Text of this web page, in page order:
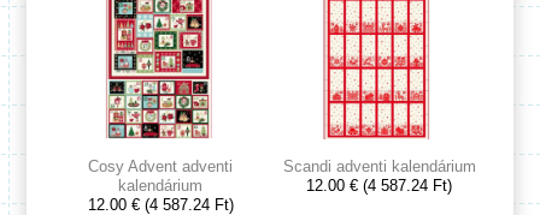
Cosy Advent adventi
kalendárium
12.00 € (4 587.24 Ft)
Scandi adventi kalendárium
12.00 € (4 587.24 Ft)